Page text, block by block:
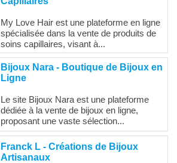
My Love Hair est une plateforme en ligne
spécialisée dans la vente de produits de
soins capillaires, visant à...
Bijoux Nara - Boutique de Bijoux en
Ligne
Le site Bijoux Nara est une plateforme
dédiée à la vente de bijoux en ligne,
proposant une vaste sélection...
Franck L - Créations de Bijoux
Artisanaux